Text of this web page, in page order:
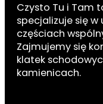
Czysto Tu i Tam
specjalizuje się
częściach
Zajmujemy się
klatek
kamienicach.